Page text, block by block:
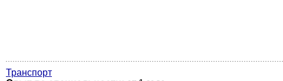
Транспорт